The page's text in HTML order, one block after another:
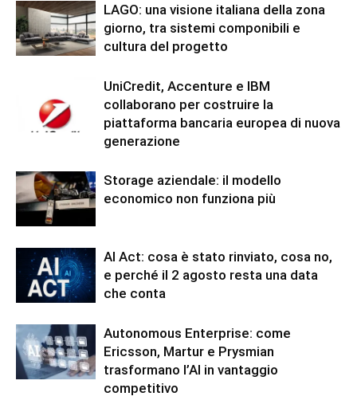
LAGO: una visione italiana della zona
giorno, tra sistemi componibili e
cultura del progetto
UniCredit, Accenture e IBM
collaborano per costruire la
piattaforma bancaria europea di nuova
generazione
Storage aziendale: il modello
economico non funziona più
AI Act: cosa è stato rinviato, cosa no,
e perché il 2 agosto resta una data
che conta
Autonomous Enterprise: come
Ericsson, Martur e Prysmian
trasformano l’AI in vantaggio
competitivo